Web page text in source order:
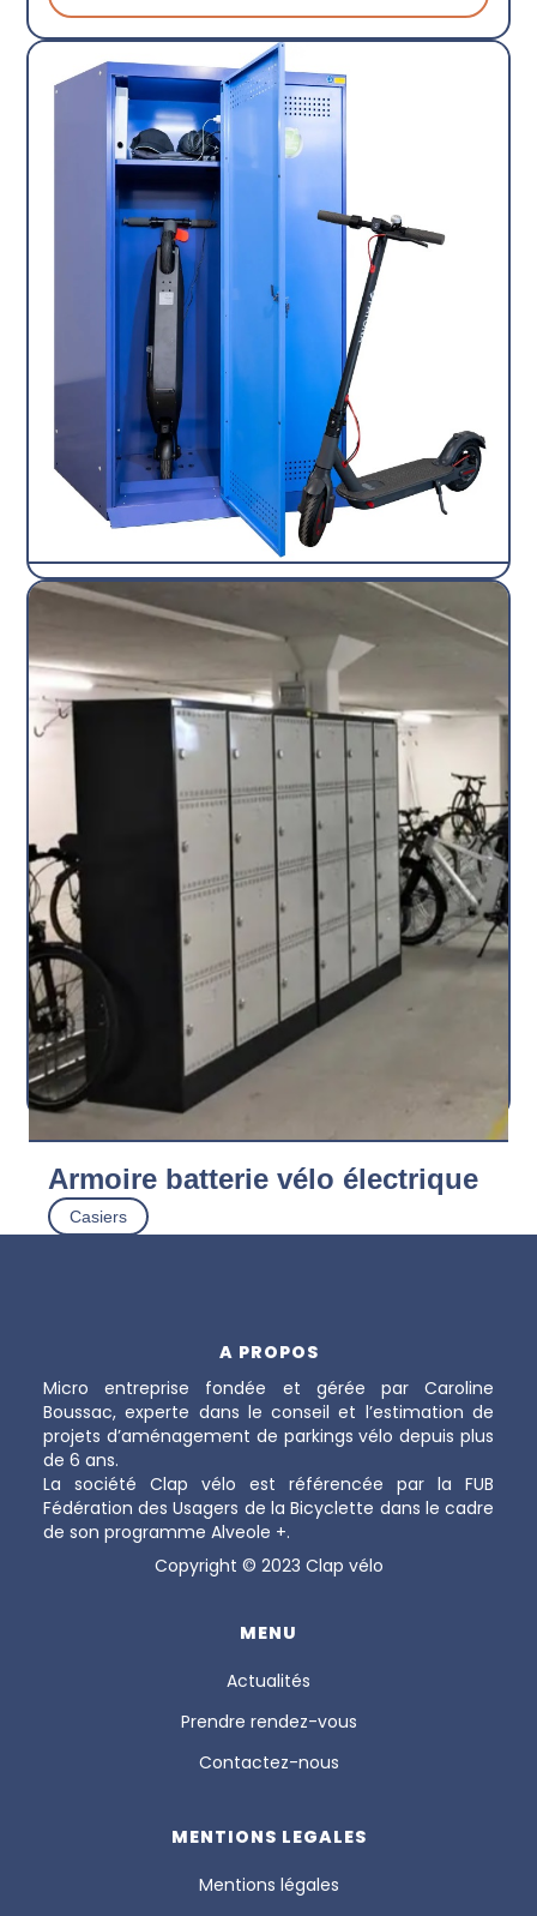
Casiers vélo trotinette
Advantice
Découvrir
Armoire batterie vélo électrique
Casiers
A PROPOS
Micro entreprise fondée et gérée par Caroline
Boussac, experte dans le conseil et l’estimation de
projets d’aménagement de parkings vélo depuis plus
de 6 ans.
La société Clap vélo est référencée par la FUB
Fédération des Usagers de la Bicyclette dans le cadre
de son programme Alveole +.
Copyright © 2023 Clap vélo
MENU
Actualités
Prendre rendez-vous
Contactez-nous
MENTIONS LEGALES
Mentions légales